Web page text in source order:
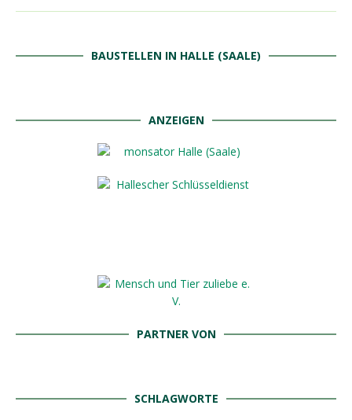
BAUSTELLEN IN HALLE (SAALE)
ANZEIGEN
PARTNER VON
SCHLAGWORTE